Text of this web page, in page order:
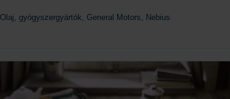
Olaj, gyógyszergyártók, General Motors, Nebius
Tovább